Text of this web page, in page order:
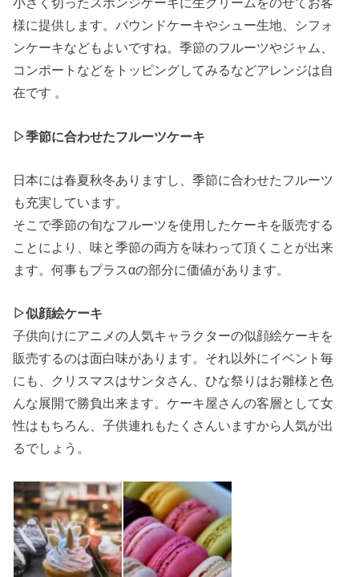
様に提供します。パウンドケーキやシュー生地、シフォ
ンケーキなどもよいですね。季節のフルーツやジャム、
コンポートなどをトッピングしてみるなどアレンジは自
在です 。
▷季節に合わせたフルーツケーキ
日本には春夏秋冬ありますし、季節に合わせたフルーツ
も充実しています。
そこで季節の旬なフルーツを使用したケーキを販売する
ことにより、味と季節の両方を味わって頂くことが出来
ます。何事もプラスαの部分に価値があります。
▷似顔絵ケーキ
子供向けにアニメの人気キャラクターの似顔絵ケーキを
販売するのは面白味があります。それ以外にイベント毎
にも、クリスマスはサンタさん、ひな祭りはお雛様と色
んな展開で勝負出来ます。ケーキ屋さんの客層として女
性はもちろん、子供連れもたくさんいますから人気が出
るでしょう。